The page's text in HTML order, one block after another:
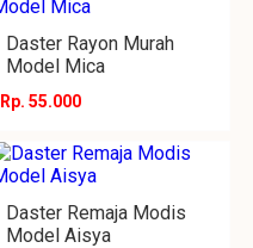
Daster Rayon Murah
Model Mica
Rp. 55.000
Daster Remaja Modis
Model Aisya